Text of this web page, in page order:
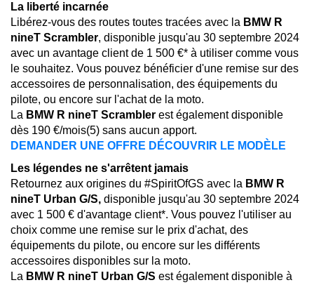
La liberté incarnée
Libérez-vous des routes toutes tracées avec la BMW R
nineT Scrambler, disponible jusqu'au 30 septembre 2024
avec un avantage client de 1 500 €* à utiliser comme vous
le souhaitez. Vous pouvez bénéficier d'une remise sur des
accessoires de personnalisation, des équipements du
pilote, ou encore sur l'achat de la moto.
La BMW R nineT Scrambler est également disponible
dès 190 €/mois(5) sans aucun apport.
DEMANDER UNE OFFRE DÉCOUVRIR LE MODÈLE
Les légendes ne s'arrêtent jamais
Retournez aux origines du #SpiritOfGS avec la BMW R
nineT Urban G/S, disponible jusqu'au 30 septembre 2024
avec 1 500 € d'avantage client*. Vous pouvez l'utiliser au
choix comme une remise sur le prix d'achat, des
équipements du pilote, ou encore sur les différents
accessoires disponibles sur la moto.
La BMW R nineT Urban G/S est également disponible à